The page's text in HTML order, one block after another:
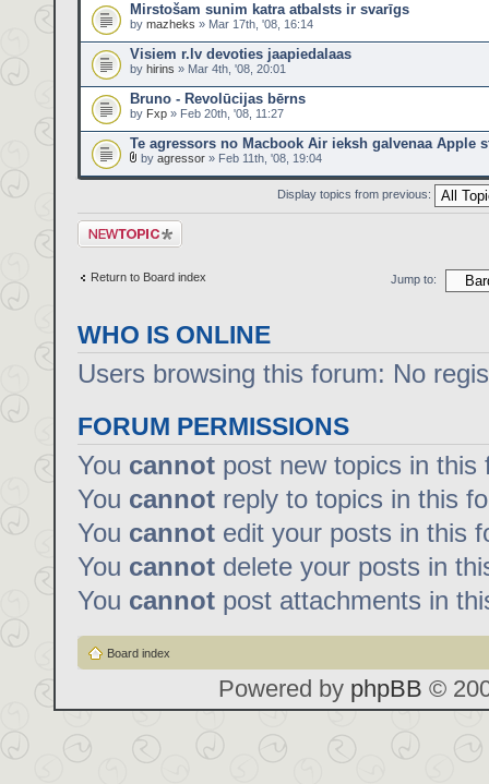
Mirstošam sunim katra atbalsts ir svarīgs
by mazheks » Mar 17th, '08, 16:14
Visiem r.lv devoties jaapiedalaas
by hirins » Mar 4th, '08, 20:01
Bruno - Revolūcijas bērns
by Fxp » Feb 20th, '08, 11:27
Te agressors no Macbook Air ieksh galvenaa Apple
by agressor » Feb 11th, '08, 19:04
Display topics from previous:
Post a new topic
Return to Board index Jump to:
WHO IS ONLINE
Users browsing this forum: No
FORUM PERMISSIONS
You cannot post new topics in this
You cannot reply to topics in this
You cannot edit your posts in this
You cannot delete your posts in
You cannot post attachments in
Board index
Powered by phpBB ©